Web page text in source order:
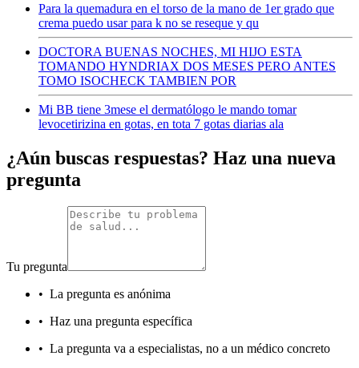
Para la quemadura en el torso de la mano de 1er grado que
crema puedo usar para k no se reseque y qu
DOCTORA BUENAS NOCHES, MI HIJO ESTA
TOMANDO HYNDRIAX DOS MESES PERO ANTES
TOMO ISOCHECK TAMBIEN POR
Mi BB tiene 3mese el dermatólogo le mando tomar
levocetirizina en gotas, en tota 7 gotas diarias ala
¿Aún buscas respuestas? Haz una nueva
pregunta
Tu pregunta
• La pregunta es anónima
• Haz una pregunta específica
• La pregunta va a especialistas, no a un médico concreto